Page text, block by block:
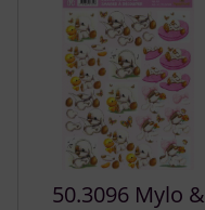
50.3096 Mylo &